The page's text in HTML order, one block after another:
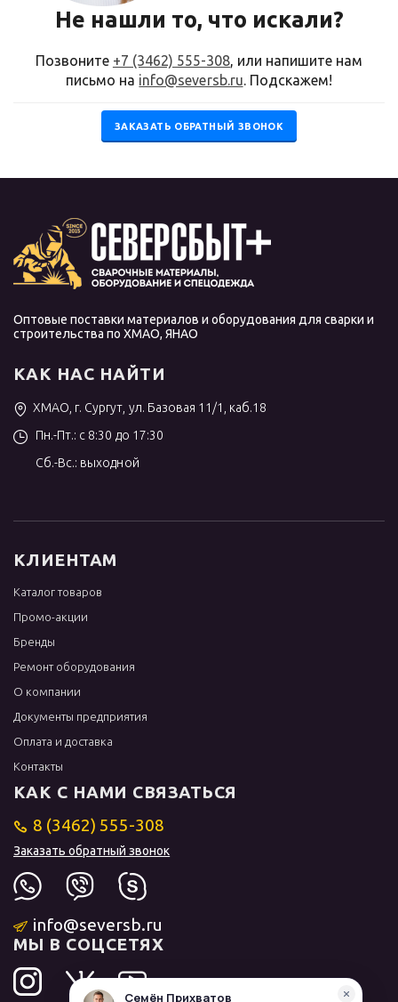
Не нашли то, что искали?
Позвоните +7 (3462) 555-308, или напишите нам
письмо на info@seversb.ru. Подскажем!
ЗАКАЗАТЬ ОБРАТНЫЙ ЗВОНОК
Оптовые поставки материалов и оборудования для сварки и
строительства по ХМАО, ЯНАО
КАК НАС НАЙТИ
ХМАО, г. Сургут, ул. Базовая 11/1, каб.18
Пн.-Пт.: с 8:30 до 17:30
Сб.-Вс.: выходной
КЛИЕНТАМ
Каталог товаров
Промо-акции
Бренды
Ремонт оборудования
О компании
Документы предприятия
Оплата и доставка
Контакты
КАК С НАМИ СВЯЗАТЬСЯ
8 (3462) 555-308
Заказать обратный звонок
info@seversb.ru
МЫ В СОЦСЕТЯХ